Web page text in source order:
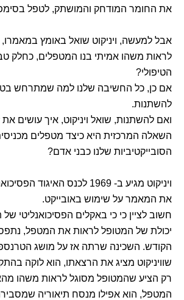
את החומר המודחק והמושתק, לטפל
אבל למעשה, ויניקוט שואל באומץ
לראות משהו אמיתי בנו המטפלים, כחלק
הטיפולי?
אם כן, כל החשיבה שלנו למה שמתרחש
להשתנות.
ואם להשתנות, שואל ויניקוט, איך עושים את
השאלה המרכזית היא כיצד מטפלים
הסובייקטיביות שלנו כבני אדם?
ויניקוט מגיע ב- 1969 לכנס
את המאמר על שימוש באובייקט.
חשוב לציין כי כי באקלים הפסיכואנליטי של
יכולת של המטופל לראות את המטפל,
הקודש. השכינה שרתה אז על מושג
שוויניקוט מציג את הרצאתו, הוא לוקה
רק הציע שהמטופל מסוגל לראות משהו
המטפל, הוא אפילו מנסח תיאוריה